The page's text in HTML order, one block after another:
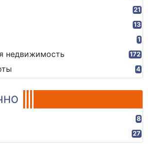
21
13
1
недвижимость 172
4
8
27